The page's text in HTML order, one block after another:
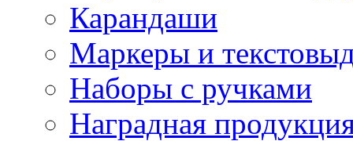
Карандаши
Маркеры и
Наборы с ручками
Наградная